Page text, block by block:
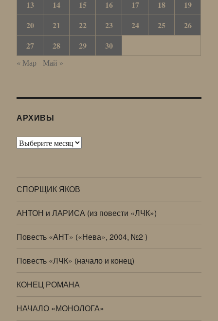
13 14 15 16 17 18
19
20
21 22 23 24 25
26
27
28 29 30
« Мар Май »
АРХИВЫ
Архивы
СПОРЩИК ЯКОВ
АНТОН и ЛАРИСА (из повести «ЛЧК»)
Повесть «АНТ» («Нева», 2004, №2 )
Повесть «ЛЧК» (начало и конец)
КОНЕЦ РОМАНА
НАЧАЛО «МОНОЛОГА»